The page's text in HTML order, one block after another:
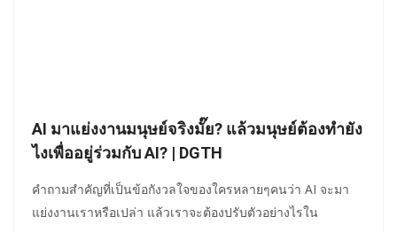
AI มาแย่งงานมนุษย์จริงมั๊ย? แล้วมนุษย์ต้องทำยัง
ไงเพื่ออยู่ร่วมกับ AI? | DGTH
คำถามสำคัญที่เป็นข้อกังวลใจของใครหลายๆคนว่า AI จะมา
แย่งงานเราหรือเปล่า แล้วเราจะต้องปรับตัวอย่างไรใน